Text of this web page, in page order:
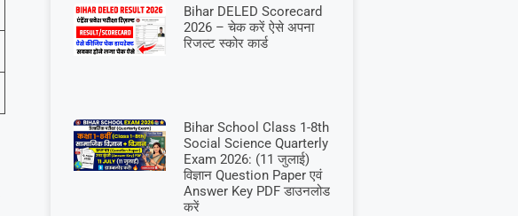
Bihar DELED Scorecard
2026 – चेक करें ऐसे अपना
रिजल्ट स्कोर कार्ड
Bihar School Class 1-8th
Social Science Quarterly
Exam 2026: (11 जुलाई)
विज्ञान Question Paper एवं
Answer Key PDF डाउनलोड
करें